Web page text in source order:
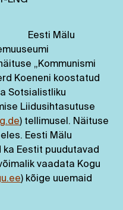
Eesti Mälu
„Kommunismi
Koeneni koostatud
Sotsialistliku
Liidusihtasutuse
) tellimusel. Näituse
Eesti Mälu
ka Eestit puudutavad
vaadata Kogu
) kõige uuemaid